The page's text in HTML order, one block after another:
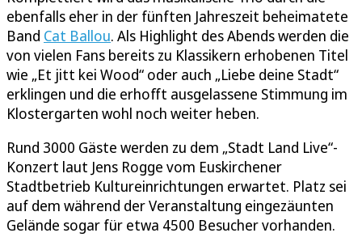
ebenfalls eher in der fünften Jahreszeit beheimatete
Band Cat Ballou. Als Highlight des Abends werden die
von vielen Fans bereits zu Klassikern erhobenen Titel
wie „Et jitt kei Wood“ oder auch „Liebe deine Stadt“
erklingen und die erhofft ausgelassene Stimmung im
Klostergarten wohl noch weiter heben.
Rund 3000 Gäste werden zu dem „Stadt Land Live“-
Konzert laut Jens Rogge vom Euskirchener
Stadtbetrieb Kultureinrichtungen erwartet. Platz sei
auf dem während der Veranstaltung eingezäunten
Gelände sogar für etwa 4500 Besucher vorhanden.